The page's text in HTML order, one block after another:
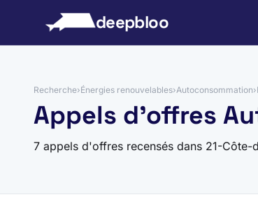
deepbloo
Recherche›Énergies renouvelables›Autoconsommation›
Appels d'offres
7 appels d'offres recensés dans 21-Côte-